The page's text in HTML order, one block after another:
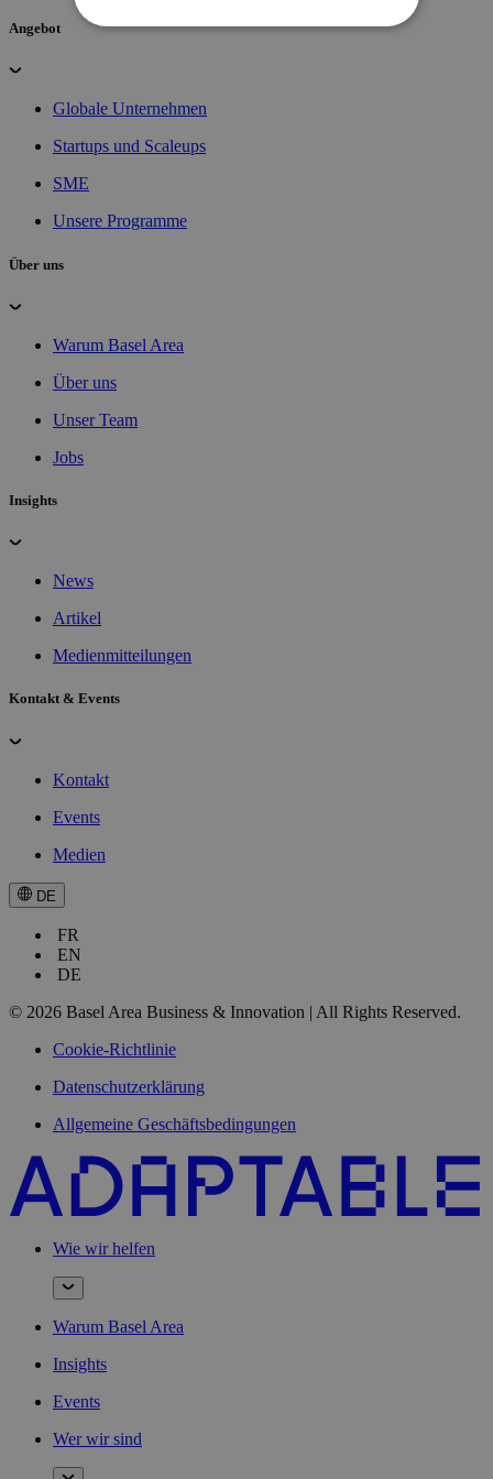
Angebot
Globale Unternehmen
Startups und Scaleups
SME
Unsere Programme
Über uns
Warum Basel Area
Über uns
Unser Team
Jobs
Insights
News
Artikel
Medienmitteilungen
Kontakt & Events
Kontakt
Events
Medien
DE
FR
EN
DE
© 2026 Basel Area Business & Innovation | All Rights Reserved.
Cookie-Richtlinie
Datenschutzerklärung
Allgemeine Geschäftsbedingungen
Wie wir helfen
Warum Basel Area
Insights
Events
Wer wir sind